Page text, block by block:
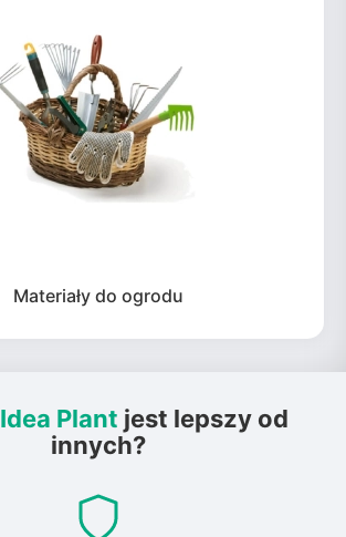
Materiały do ogrodu
Idea Plant jest lepszy od
innych?